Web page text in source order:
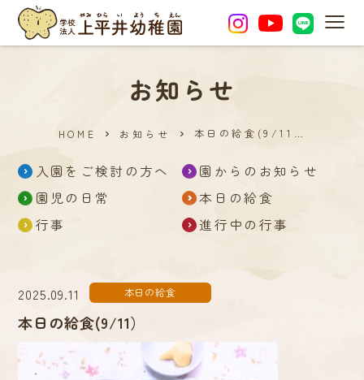
お知らせ
HOME お知らせ 本日の給食(9/11…
入園をご検討の方へ
園からのお知らせ
園児の日常
本日の給食
行事
進行中の行事
2025.09.11 本日の給食
本日の給食(9/11）